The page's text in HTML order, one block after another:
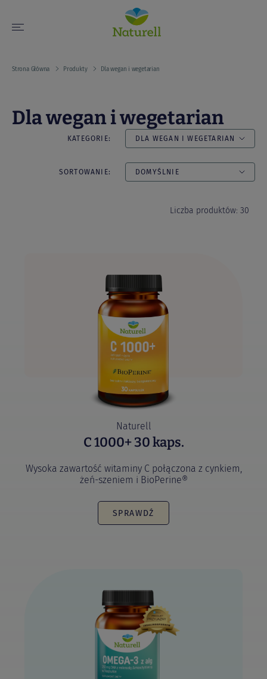
Strona Główna Produkty Dla wegan i wegetarian
Dla wegan i wegetarian
KATEGORIE: DLA WEGAN I WEGETARIAN
SORTOWANIE: DOMYŚLNIE
Liczba produktów: 30
Naturell
C 1000+ 30 kaps.
Wysoka zawartość witaminy C połączona z cynkiem,
żeń-szeniem i BioPerine®
SPRAWDŹ